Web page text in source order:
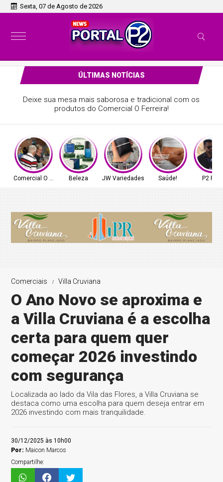
Sexta, 07 de Agosto de 2026
ÚLTIMAS NOTÍCIAS
Deixe sua mesa mais saborosa e tradicional com os
produtos do Comercial O Ferreira!
Comercial O FerreiraBeleza JW Variedades Saúde! P2 Play!
Comerciais Villa Cruviana
O Ano Novo se aproxima e
a Villa Cruviana é a escolha
certa para quem quer
começar 2026 investindo
com segurança
Localizada ao lado da Vila das Flores, a Villa Cruviana se
destaca como uma escolha para quem deseja entrar em
2026 investindo com mais tranquilidade.
30/12/2025 às 10h00
Por: Maicon Marcos
Compartilhe: